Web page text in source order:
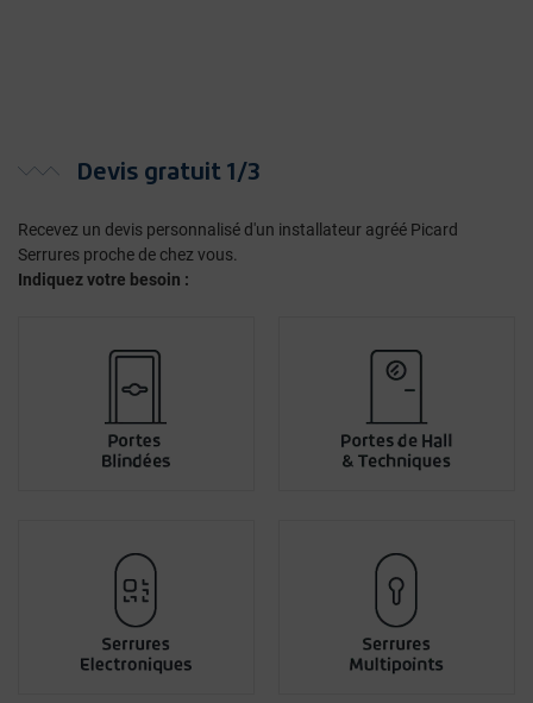
Devis gratuit 1/3
Recevez un devis personnalisé d'un installateur agréé Picard
Serrures proche de chez vous.
Indiquez votre besoin :